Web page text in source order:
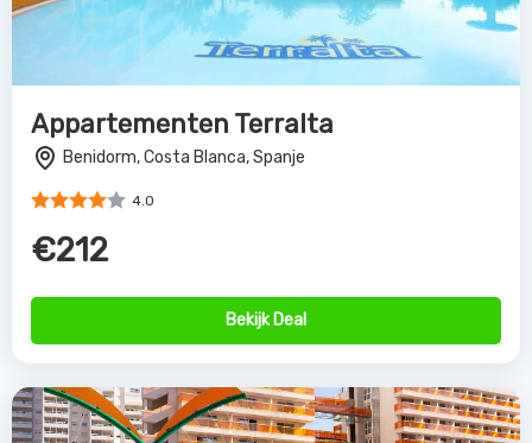
Appartementen Terralta
Benidorm, Costa Blanca, Spanje
4.0
€212
Bekijk Deal